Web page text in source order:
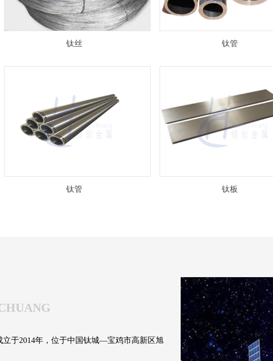
钛丝 钛管
钛管 钛板
于2014年，位于中国钛城—宝鸡市高新区旭